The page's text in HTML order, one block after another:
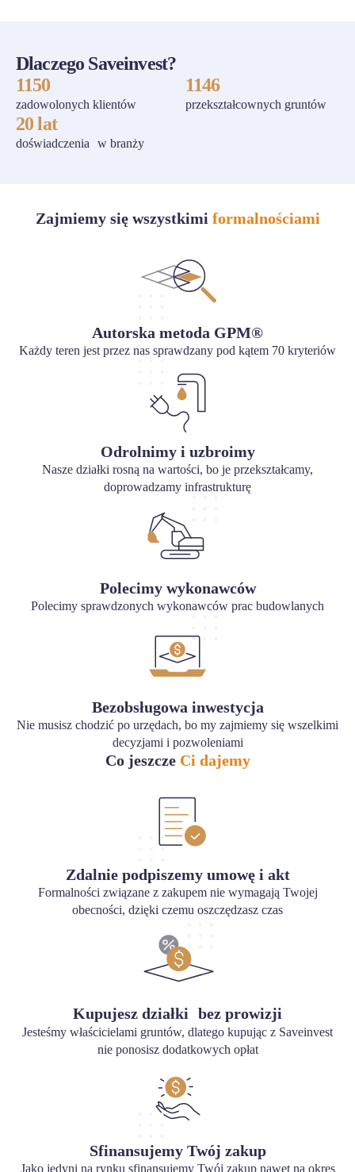
Dlaczego Saveinvest?
1150
zadowolonych klientów
1146
przekształcownych gruntów
20 lat
doświadczenia w branży
Zajmiemy się wszystkimi formalnościami
Autorska metoda GPM®
Każdy teren jest przez nas sprawdzany pod kątem 70 kryteriów
Odrolnimy i uzbroimy
Nasze działki rosną na wartości, bo je przekształcamy,
doprowadzamy infrastrukturę
Polecimy wykonawców
Polecimy sprawdzonych wykonawców prac budowlanych
Bezobsługowa inwestycja
Nie musisz chodzić po urzędach, bo my zajmiemy się wszelkimi
decyzjami i pozwoleniami
Co jeszcze Ci dajemy
Zdalnie podpiszemy umowę i akt
Formalności związane z zakupem nie wymagają Twojej
obecności, dzięki czemu oszczędzasz czas
Kupujesz działki bez prowizji
Jesteśmy właścicielami gruntów, dlatego kupując z Saveinvest
nie ponosisz dodatkowych opłat
Sfinansujemy Twój zakup
Jako jedyni na rynku sfinansujemy Twój zakup nawet na okres